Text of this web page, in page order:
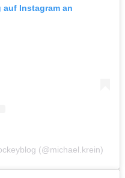
auf Instagram an
(@michael.krein)